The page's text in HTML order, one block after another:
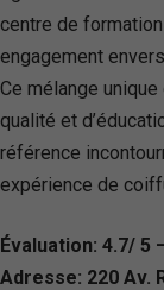
centre de
engagement
Ce mélange
qualité et
référence
expérience de
Évaluation: 4.7/ 5
Adresse: 220 Av.